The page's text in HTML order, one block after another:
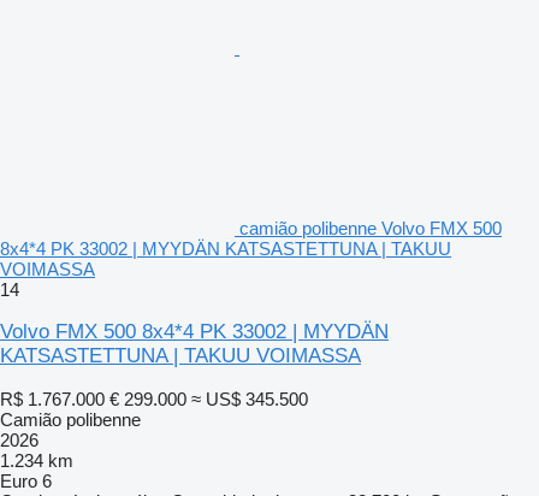
camião polibenne Volvo FMX 500
8x4*4 PK 33002 | MYYDÄN KATSASTETTUNA | TAKUU
VOIMASSA
14
Volvo FMX 500 8x4*4 PK 33002 | MYYDÄN
KATSASTETTUNA | TAKUU VOIMASSA
R$ 1.767.000 € 299.000 ≈ US$ 345.500
Camião polibenne
2026
1.234 km
Euro 6